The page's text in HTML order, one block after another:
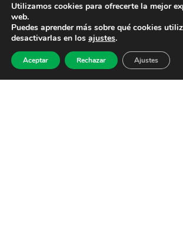
Utilizamos cookies para ofrecerte la mejor
web.
Puedes aprender más sobre qué cookies
desactivarlas en los ajustes.
Aceptar Rechazar Ajustes